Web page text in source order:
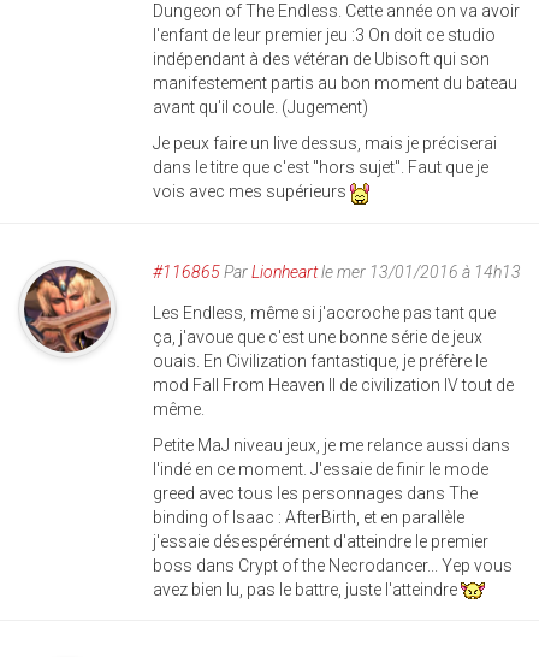
Dungeon of The Endless. Cette année on va avoir
l'enfant de leur premier jeu :3 On doit ce studio
indépendant à des vétéran de Ubisoft qui son
manifestement partis au bon moment du bateau
avant qu'il coule. (Jugement)
Je peux faire un live dessus, mais je préciserai
dans le titre que c'est "hors sujet". Faut que je
vois avec mes supérieurs
#116865ParLionheartle mer 13/01/2016 à 14h13
Les Endless, même si j'accroche pas tant que
ça, j'avoue que c'est une bonne série de jeux
ouais. En Civilization fantastique, je préfère le
mod Fall From Heaven II de civilization IV tout de
même.
Petite MaJ niveau jeux, je me relance aussi dans
l'indé en ce moment. J'essaie de finir le mode
greed avec tous les personnages dans The
binding of Isaac : AfterBirth, et en parallèle
j'essaie désespérément d'atteindre le premier
boss dans Crypt of the Necrodancer... Yep vous
avez bien lu, pas le battre, juste l'atteindre